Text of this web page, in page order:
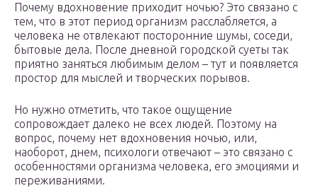
Почему вдохновение приходит ночью? Это связано с
тем, что в этот период организм расслабляется, а
человека не отвлекают посторонние шумы, соседи,
бытовые дела. После дневной городской суеты так
приятно заняться любимым делом – тут и появляется
простор для мыслей и творческих порывов.
Но нужно отметить, что такое ощущение
сопровождает далеко не всех людей. Поэтому на
вопрос, почему нет вдохновения ночью, или,
наоборот, днем, психологи отвечают – это связано с
особенностями организма человека, его эмоциями и
переживаниями.